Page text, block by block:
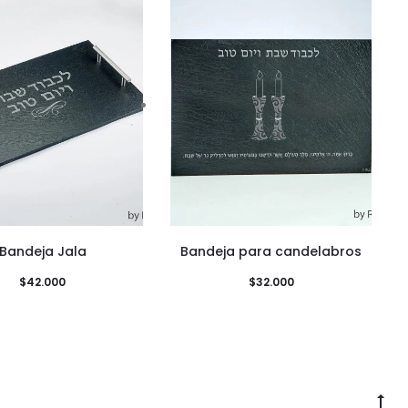
Jala
$42.000
Bandeja para candelabros
$32.000